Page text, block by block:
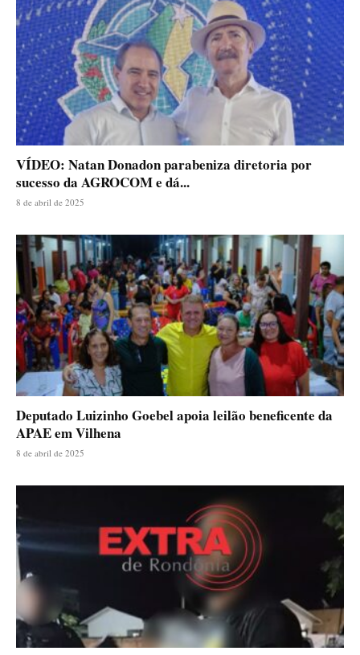
VÍDEO: Natan Donadon parabeniza diretoria por
sucesso da AGROCOM e dá...
8 de abril de 2025
Deputado Luizinho Goebel apoia leilão beneficente da
APAE em Vilhena
8 de abril de 2025